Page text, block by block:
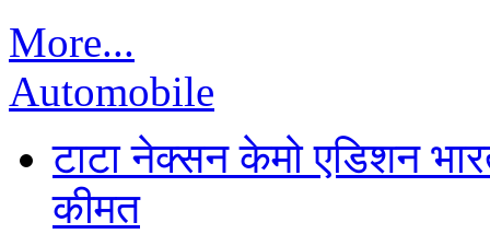
More...
Automobile
टाटा नेक्सन केमो एडिशन
कीमत